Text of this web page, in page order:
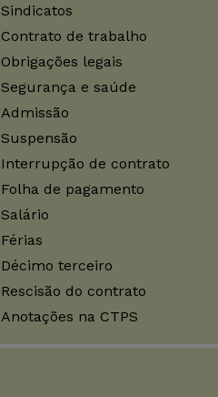
Sindicatos
Contrato de trabalho
Obrigações legais
Segurança e saúde
Admissão
Suspensão
Interrupção de contrato
Folha de pagamento
Salário
Férias
Décimo terceiro
Rescisão do contrato
Anotações na CTPS